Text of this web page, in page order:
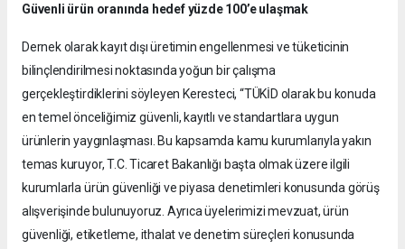
Güvenli ürün oranında hedef yüzde 100’e ulaşmak
Dernek olarak kayıt dışı üretimin engellenmesi ve tüketicinin
bilinçlendirilmesi noktasında yoğun bir çalışma
gerçekleştirdiklerini söyleyen Keresteci, “TÜKİD olarak bu konuda
en temel önceliğimiz güvenli, kayıtlı ve standartlara uygun
ürünlerin yaygınlaşması. Bu kapsamda kamu kurumlarıyla yakın
temas kuruyor, T.C. Ticaret Bakanlığı başta olmak üzere ilgili
kurumlarla ürün güvenliği ve piyasa denetimleri konusunda görüş
alışverişinde bulunuyoruz. Ayrıca üyelerimizi mevzuat, ürün
güvenliği, etiketleme, ithalat ve denetim süreçleri konusunda